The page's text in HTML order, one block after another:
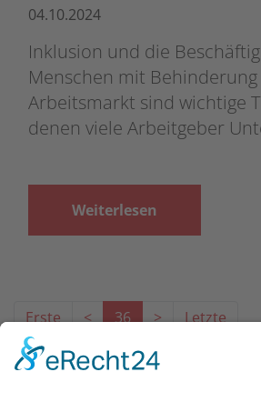
04.10.2024
Inklusion und die
Menschen mit
Arbeitsmarkt sind wichtige
denen viele Arbeitgeber
Weiterlesen
Erste < 36 > Letzte